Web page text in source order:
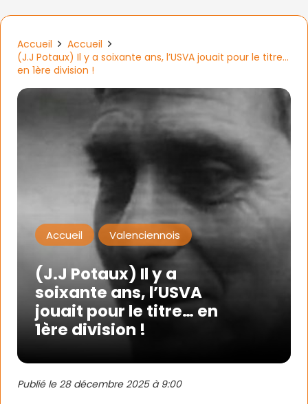
Accueil
Accueil
(J.J Potaux) Il y a soixante ans, l’USVA jouait pour le titre…
en 1ère division !
Accueil Valenciennois
(J.J Potaux) Il y a
soixante ans, l’USVA
jouait pour le titre… en
1ère division !
Publié le28 décembre 2025 à 9:00